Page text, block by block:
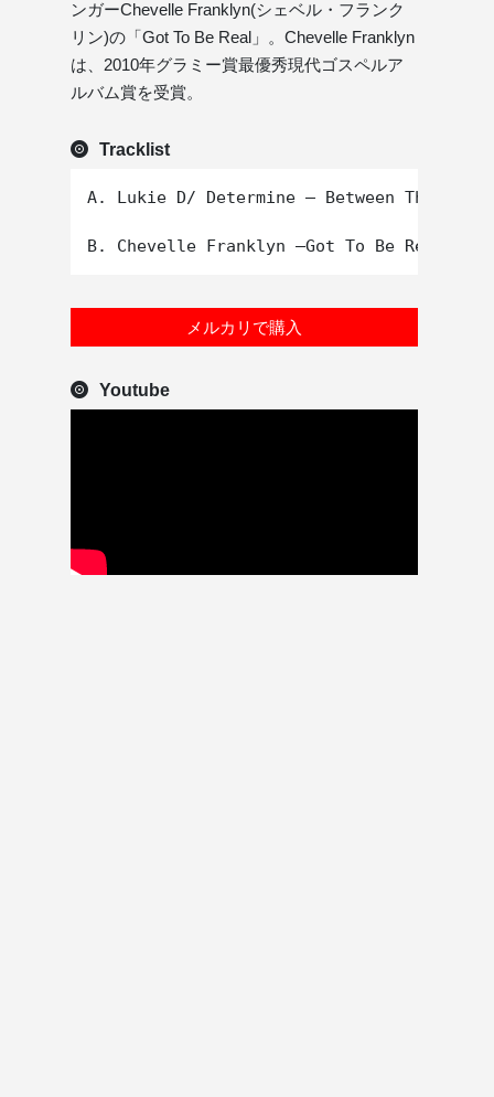
ンガーChevelle Franklyn(シェベル・フランク
リン)の「Got To Be Real」。Chevelle Franklyn
は、2010年グラミー賞最優秀現代ゴスペルア
ルバム賞を受賞。
Tracklist
A. Lukie D/ Determine – Between The
メルカリで購入
Youtube